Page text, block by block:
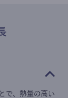
で、熱量の高い